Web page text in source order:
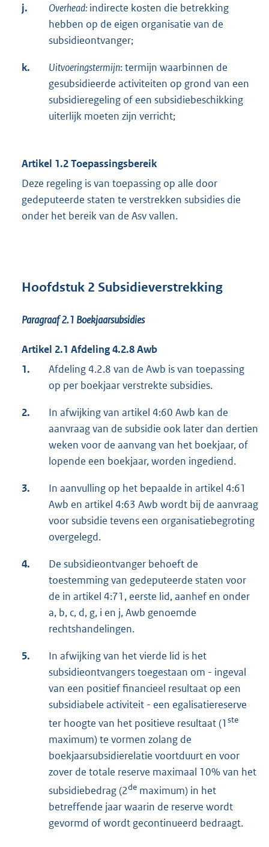
j. Overhead: indirecte kosten die betrekking
hebben op de eigen organisatie van de
subsidieontvanger;
k. Uitvoeringstermijn: termijn waarbinnen de
gesubsidieerde activiteiten op grond van een
subsidieregeling of een subsidiebeschikking
uiterlijk moeten zijn verricht;
Artikel 1.2 Toepassingsbereik
Deze regeling is van toepassing op alle door
gedeputeerde staten te verstrekken subsidies die
onder het bereik van de Asv vallen.
Hoofdstuk 2 Subsidieverstrekking
Paragraaf 2.1 Boekjaarsubsidies
Artikel 2.1 Afdeling 4.2.8 Awb
1.
Afdeling 4.2.8 van de Awb is van toepassing
op per boekjaar verstrekte subsidies.
2.
In afwijking van artikel 4:60 Awb kan de
aanvraag van de subsidie ook later dan dertien
weken voor de aanvang van het boekjaar, of
lopende een boekjaar, worden ingediend.
3.
In aanvulling op het bepaalde in artikel 4:61
Awb en artikel 4:63 Awb wordt bij de aanvraag
voor subsidie tevens een organisatiebegroting
overgelegd.
4.
De subsidieontvanger behoeft de
toestemming van gedeputeerde staten voor
de in artikel 4:71, eerste lid, aanhef en onder
a, b, c, d, g, i en j, Awb genoemde
rechtshandelingen.
5.
In afwijking van het vierde lid is het
subsidieontvangers toegestaan om - ingeval
van een positief financieel resultaat op een
subsidiabele activiteit - een egalisatiereserve
ter hoogte van het positieve resultaat (1 ste
maximum) te vormen zolang de
boekjaarsubsidierelatie voortduurt en voor
zover de totale reserve maximaal 10% van het
subsidiebedrag (2de maximum) in het
betreffende jaar waarin de reserve wordt
gevormd of wordt gecontinueerd bedraagt.